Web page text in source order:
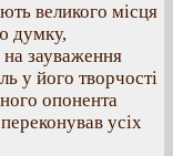
великого місця
думку,
зауваження
у його творчості
опонента
усіх